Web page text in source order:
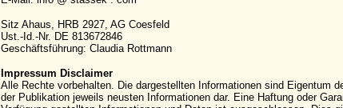
Sitz Ahaus, HRB 2927, AG Coesfeld
Ust.-Id.-Nr. DE 813672846
Geschäftsführung: Claudia Rottmann
Impressum Disclaimer
Alle Rechte vorbehalten. Die dargestellten Informationen sind Eigentum
der Publikation jeweils neusten Informationen dar. Eine Haftung oder